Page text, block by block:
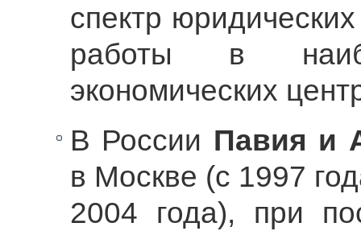
спектр
работы в
экономических
В России Павия и
в Москве (с 1997
2004 года), при